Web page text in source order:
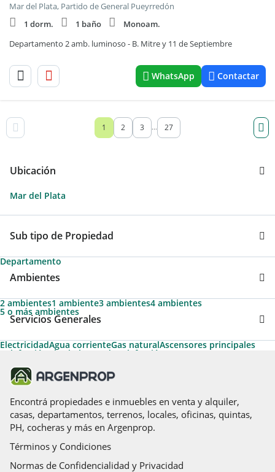
Mar del Plata, Partido de General Pueyrredón
1 dorm.
1 baño
Monoam.
Departamento 2 amb. luminoso - B. Mitre y 11 de Septiembre
WhatsApp Contactar
1 2 3 ... 27
Ubicación
Mar del Plata
Sub tipo de Propiedad
Departamento
Ambientes
2 ambientes1 ambiente3 ambientes4 ambientes
5 o más ambientes
Servicios Generales
ElectricidadAgua corrienteGas naturalAscensores principales
Calefacción tiro balanceado Calefacción
CableAmobladoTeléfonoPermite Mascotas
Aire acondicionado individual
Caldera
Encontrá propiedades e inmuebles en venta y alquiler,
casas, departamentos, terrenos, locales, oficinas, quintas,
PH, cocheras y más en Argenprop.
Términos y Condiciones
Normas de Confidencialidad y Privacidad